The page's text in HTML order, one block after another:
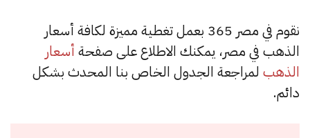
نقوم في مصر 365 بعمل تغطية مميزة لكافة أسعار
الذهب في مصر، يمكنك الاطلاع على صفحة أسعار
الذهب لمراجعة الجدول الخاص بنا المحدث بشكل
دائم.